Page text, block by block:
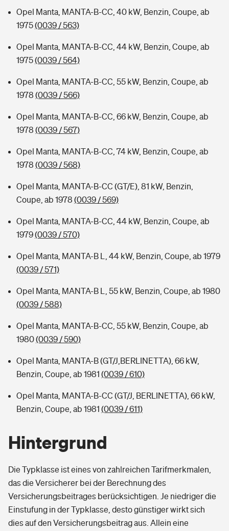
Opel Manta, MANTA-B-CC, 40 kW, Benzin, Coupe, ab
1975(0039 / 563)
Opel Manta, MANTA-B-CC, 44 kW, Benzin, Coupe, ab
1975(0039 / 564)
Opel Manta, MANTA-B-CC, 55 kW, Benzin, Coupe, ab
1978 (0039 / 566)
Opel Manta, MANTA-B-CC, 66 kW, Benzin, Coupe, ab
1978 (0039 / 567)
Opel Manta, MANTA-B-CC, 74 kW, Benzin, Coupe, ab
1978 (0039 / 568)
Opel Manta, MANTA-B-CC (GT/E), 81 kW, Benzin,
Coupe, ab 1978 (0039 / 569)
Opel Manta, MANTA-B-CC, 44 kW, Benzin, Coupe, ab
1979(0039 / 570)
Opel Manta, MANTA-B L, 44 kW, Benzin, Coupe, ab 1979
(0039 / 571)
Opel Manta, MANTA-B L, 55 kW, Benzin, Coupe, ab 1980
(0039 / 588)
Opel Manta, MANTA-B-CC, 55 kW, Benzin, Coupe, ab
1980(0039 / 590)
Opel Manta, MANTA-B (GT/J,BERLINETTA), 66 kW,
Benzin, Coupe, ab 1981 (0039 / 610)
Opel Manta, MANTA-B-CC (GT/J, BERLINETTA), 66 kW,
Benzin, Coupe, ab 1981 (0039 / 611)
Hintergrund
Die Typklasse ist eines von zahlreichen Tarifmerkmalen,
das die Versicherer bei der Berechnung des
Versicherungsbeitrages berücksichtigen. Je niedriger die
Einstufung in der Typklasse, desto günstiger wirkt sich
dies auf den Versicherungsbeitrag aus. Allein eine